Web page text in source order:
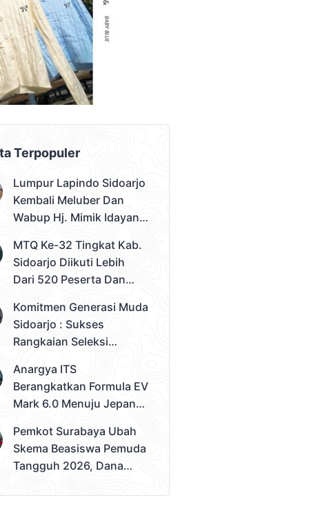
Terpopuler
Lumpur Lapindo Sidoarjo
Kembali Meluber Dan
Wabup Hj. Mimik Idayana
MTQ Ke-32 Tingkat Kab.
Sidoarjo Diikuti Lebih
Dari 520 Peserta Dan
Juara Umum
Komitmen Generasi Muda
Sidoarjo : Sukses
Rangkaian Seleksi
Pemilihan Duta Muda
Sidoarjo 2026
Anargya ITS
Berangkatkan Formula EV
Mark 6.0 Menuju Jepang,
2026
Pemkot Surabaya Ubah
Skema Beasiswa Pemuda
Tangguh 2026, Dana
Sekolah